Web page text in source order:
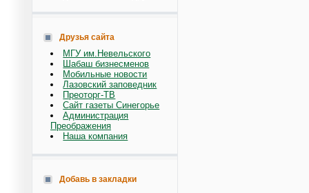
Друзья сайта
МГУ им.Невельского
Шабаш бизнесменов
Мобильные новости
Лазовский заповедник
Преоторг-ТВ
Сайт газеты Синегорье
Администрация
Преображения
Наша компания
Добавь в закладки